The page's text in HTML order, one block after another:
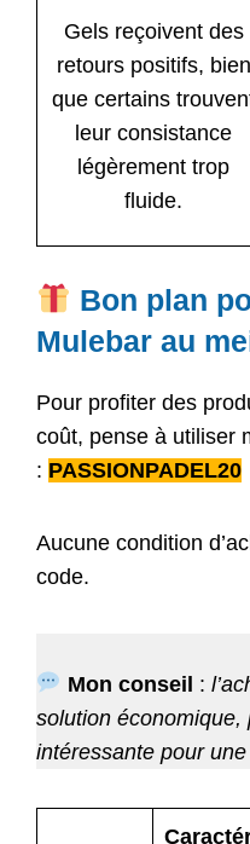
Gels reçoivent des
retours positifs, bien
que certains
leur consistance
légèrement trop
fluide.
Bon plan
Mulebar au
Pour profiter des
coût, pense à utiliser
: PASSIONPADEL20
Aucune condition
code.
Mon conseil :
solution économique,
intéressante pour